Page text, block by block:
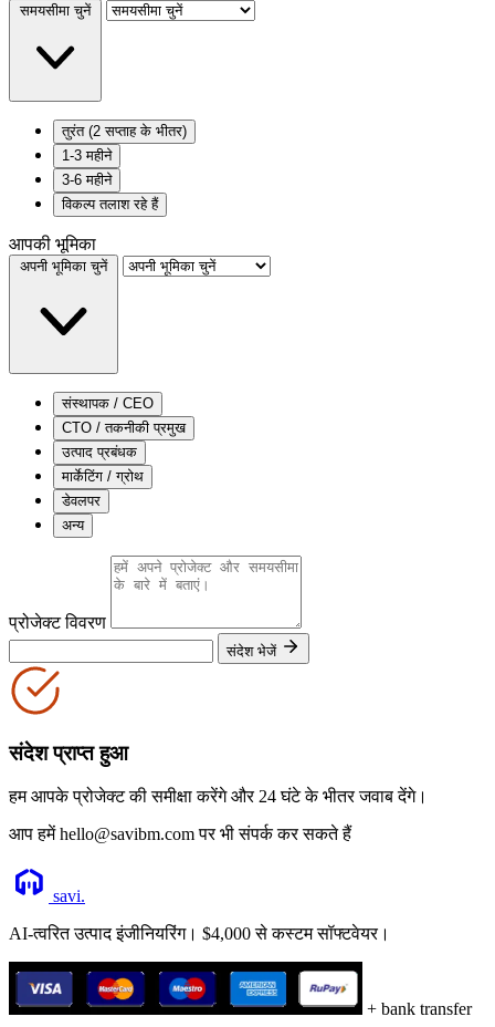
समयसीमा चुनें
तुरंत (2 सप्ताह के भीतर)
1-3 महीने
3-6 महीने
विकल्प तलाश रहे हैं
आपकी भूमिका
अपनी भूमिका चुनें
संस्थापक / CEO
CTO / तकनीकी प्रमुख
उत्पाद प्रबंधक
मार्केटिंग / ग्रोथ
डेवलपर
अन्य
प्रोजेक्ट विवरण
संदेश भेजें
संदेश प्राप्त हुआ
हम आपके प्रोजेक्ट की समीक्षा करेंगे और 24 घंटे के भीतर जवाब देंगे।
आप हमें hello@savibm.com पर भी संपर्क कर सकते हैं
savi.
AI-त्वरित उत्पाद इंजीनियरिंग। $4,000 से कस्टम सॉफ्टवेयर।
+ bank transfer